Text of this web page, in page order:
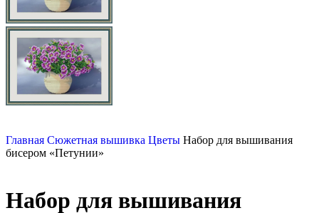
Главная Сюжетная вышивка Цветы Набор для вышивания
бисером «Петунии»
Набор для вышивания